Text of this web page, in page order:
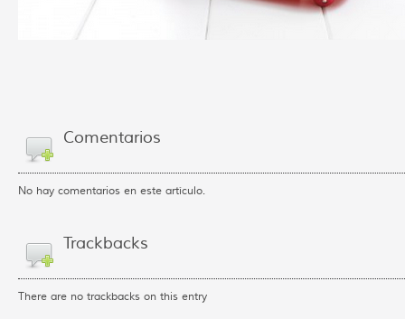
Comentarios
No hay comentarios en este artículo.
Trackbacks
There are no trackbacks on this entry